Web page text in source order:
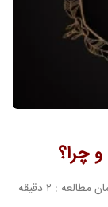
چرا؟
مطالعه : 2 دقیقه